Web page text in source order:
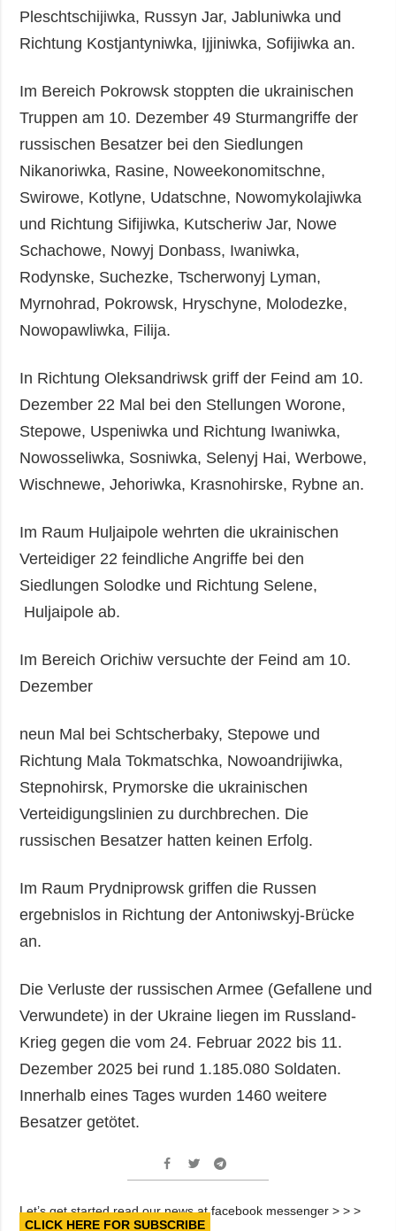
Pleschtschijiwka, Russyn Jar, Jabluniwka und
Richtung Kostjantyniwka, Ijjiniwka, Sofijiwka an.
Im Bereich Pokrowsk stoppten die ukrainischen
Truppen am 10. Dezember 49 Sturmangriffe der
russischen Besatzer bei den Siedlungen
Nikanoriwka, Rasine, Noweekonomitschne,
Swirowe, Kotlyne, Udatschne, Nowomykolajiwka
und Richtung Sifijiwka, Kutscheriw Jar, Nowe
Schachowe, Nowyj Donbass, Iwaniwka,
Rodynske, Suchezke, Tscherwonyj Lyman,
Myrnohrad, Pokrowsk, Hryschyne, Molodezke,
Nowopawliwka, Filija.
In Richtung Oleksandriwsk griff der Feind am 10.
Dezember 22 Mal bei den Stellungen Worone,
Stepowe, Uspeniwka und Richtung Iwaniwka,
Nowosseliwka, Sosniwka, Selenyj Hai, Werbowe,
Wischnewe, Jehoriwka, Krasnohirske, Rybne an.
Im Raum Huljaipole wehrten die ukrainischen
Verteidiger 22 feindliche Angriffe bei den
Siedlungen Solodke und Richtung Selene,
Huljaipole ab.
Im Bereich Orichiw versuchte der Feind am 10.
Dezember
neun Mal bei Schtscherbaky, Stepowe und
Richtung Mala Tokmatschka, Nowoandrijiwka,
Stepnohirsk, Prymorske die ukrainischen
Verteidigungslinien zu durchbrechen. Die
russischen Besatzer hatten keinen Erfolg.
Im Raum Prydniprowsk griffen die Russen
ergebnislos in Richtung der Antoniwskyj-Brücke
an.
Die Verluste der russischen Armee (Gefallene und
Verwundete) in der Ukraine liegen im Russland-
Krieg gegen die vom 24. Februar 2022 bis 11.
Dezember 2025 bei rund 1.185.080 Soldaten.
Innerhalb eines Tages wurden 1460 weitere
Besatzer getötet.
Let’s get started read our news at facebook messenger > > >
CLICK HERE FOR SUBSCRIBE